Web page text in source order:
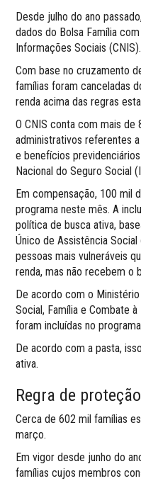
Desde julho do ano
dados do Bolsa Família
Informações Sociais (CNIS).
Com base no cruzamento
famílias foram canceladas
renda acima das regras
O CNIS conta com mais
administrativos referentes
e benefícios
Nacional do Seguro Social
Em compensação, 100 mil
programa neste mês. A
política de busca ativa,
Único de Assistência
pessoas mais vulneráveis
renda, mas não recebem o
De acordo com o
Social, Família e Combate
foram incluídas no
De acordo com a pasta,
ativa.
Regra de proteção
Cerca de 602 mil famílias
março.
Em vigor desde junho do
famílias cujos membros